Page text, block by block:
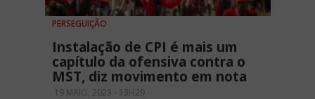
PERSEGUIÇÃO
Instalação de CPI é mais um
capítulo da ofensiva contra o
MST, diz movimento em nota
19 MAIO, 2023 - 13H29